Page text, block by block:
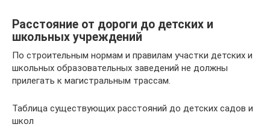
Расстояние от дороги до детских и
школьных учреждений
По строительным нормам и правилам участки детских и
школьных образовательных заведений не должны
прилегать к магистральным трассам.
Таблица существующих расстояний до детских садов и
школ